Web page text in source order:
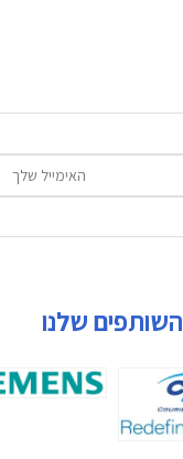
השותפים שלנו